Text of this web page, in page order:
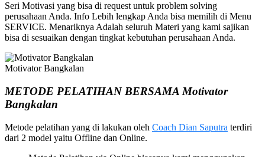
Seri Motivasi yang bisa di request untuk problem solving
perusahaan Anda. Info Lebih lengkap Anda bisa memilih di Menu
SERVICE. Menariknya Adalah seluruh Materi yang kami sajikan
bisa di sesuaikan dengan tingkat kebutuhan perusahaan Anda.
Motivator Bangkalan
METODE PELATIHAN BERSAMA Motivator
Bangkalan
Metode pelatihan yang di lakukan oleh Coach Dian Saputra terdiri
dari 2 model yaitu Offline dan Online.